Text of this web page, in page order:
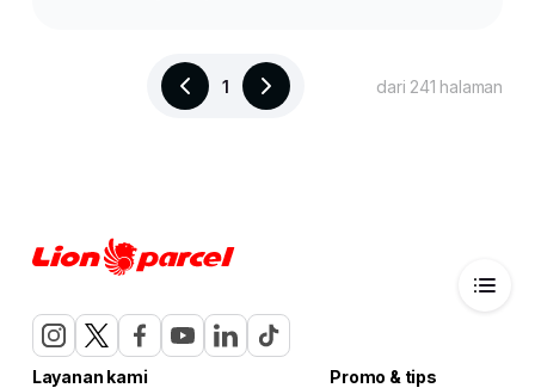
1 dari 241 halaman
Layanan kami Promo & tips